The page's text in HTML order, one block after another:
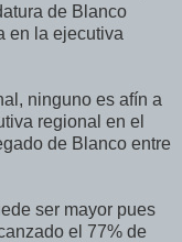
de Blanco
en la ejecutiva
ninguno es afín a
regional en el
de Blanco entre
ser mayor pues
el 77% de